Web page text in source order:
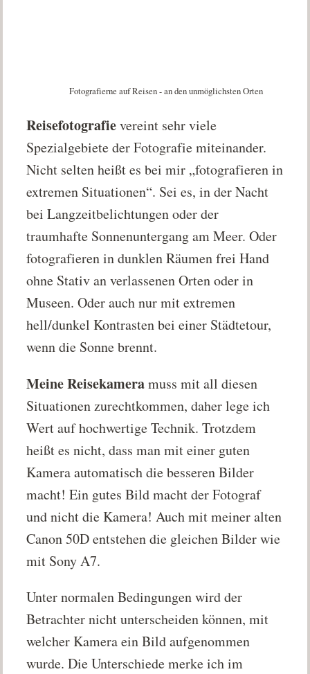
Fotografierne auf Reisen - an den unmöglichsten Orten
Reisefotografievereint sehr viele
Spezialgebiete der Fotografie miteinander.
Nicht selten heißt es bei mir „fotografieren in
extremen Situationen“. Sei es, in der Nacht
bei Langzeitbelichtungen oder der
traumhafte Sonnenuntergang am Meer. Oder
fotografieren in dunklen Räumen frei Hand
ohne Stativ an verlassenen Orten oder in
Museen. Oder auch nur mit extremen
hell/dunkel Kontrasten bei einer Städtetour,
wenn die Sonne brennt.
Meine Reisekameramuss mit all diesen
Situationen zurechtkommen, daher lege ich
Wert auf hochwertige Technik. Trotzdem
heißt es nicht, dass man mit einer guten
Kamera automatisch die besseren Bilder
macht! Ein gutes Bild macht der Fotograf
und nicht die Kamera! Auch mit meiner alten
Canon 50D entstehen die gleichen Bilder wie
mit Sony A7.
Unter normalen Bedingungen wird der
Betrachter nicht unterscheiden können, mit
welcher Kamera ein Bild aufgenommen
wurde. Die Unterschiede merke ich im